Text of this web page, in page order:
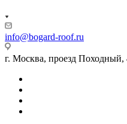
info@bogard-roof.ru
г. Москва, проезд